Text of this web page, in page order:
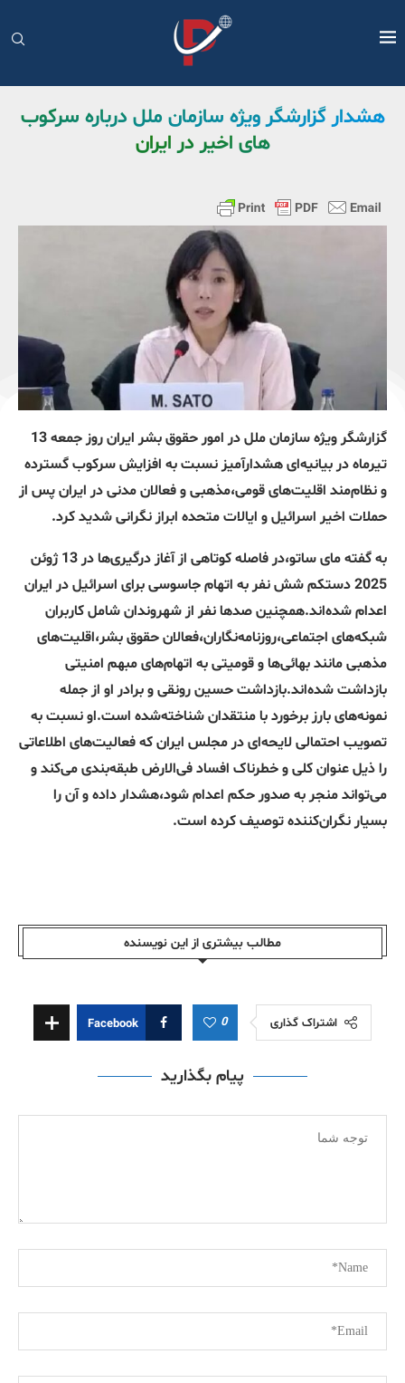
هشدار گزارشگر ویژه سازمان ملل درباره سرکوب
های اخیر در ایران
گزارشگر ویژه سازمان ملل در امور حقوق بشر ایران روز جمعه 13
تیرماه در بیانیه‌ای هشدارآمیز نسبت به افزایش سرکوب گسترده
و نظام‌مند اقلیت‌های قومی،مذهبی و فعالان مدنی در ایران پس از
حملات اخیر اسرائیل و ایالات متحده ابراز نگرانی شدید کرد.
به گفته مای ساتو،در فاصله کوتاهی از آغاز درگیری‌ها در 13 ژوئن
2025 دستکم شش نفر به اتهام جاسوسی برای اسرائیل در ایران
اعدام شده‌اند.همچنین صدها نفر از شهروندان شامل کاربران
شبکه‌های اجتماعی،روزنامه‌نگاران،فعالان حقوق بشر،اقلیت‌های
مذهبی مانند بهائی‌ها و قومیتی به اتهام‌های مبهم امنیتی
بازداشت شده‌اند.بازداشت حسین رونقی و برادر او از جمله
نمونه‌های بارز برخورد با منتقدان شناخته‌شده است.او نسبت به
تصویب احتمالی لایحه‌ای در مجلس ایران که فعالیت‌های اطلاعاتی
را ذیل عنوان کلی و خطرناک افساد فی‌الارض طبقه‌بندی می‌کند و
می‌تواند منجر به صدور حکم اعدام شود،هشدار داده و آن را
بسیار نگران‌کننده توصیف کرده است.
مطالب بیشتری از این نویسندە
اشتراک گذاری 0
Facebook
پیام بگذارید